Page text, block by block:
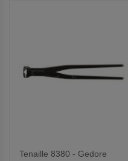
Tenaille 8380 - Gedore